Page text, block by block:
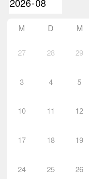
M D M
27 28 29
3 4 5
10 11 12
17 18 19
24 25 26